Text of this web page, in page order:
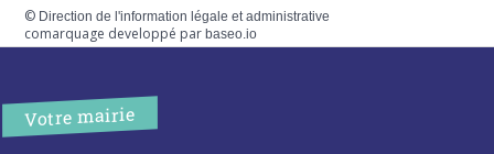
© Direction de l'information légale et administrative
comarquage developpé parbaseo.io
Votre mairie